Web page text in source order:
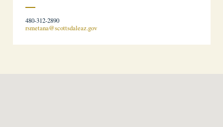
480-312-2890
rsmetana@scottsdaleaz.gov